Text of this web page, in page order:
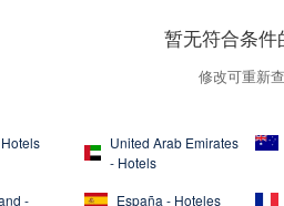
暂无符合条件
修改可重新
United Arab Emirates
- Hotels
-
España - Hoteles